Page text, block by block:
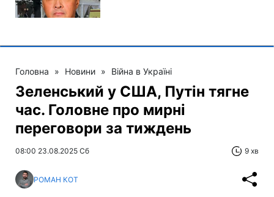
Головна » Новини » Війна в Україні
Зеленський у США, Путін тягне
час. Головне про мирні
переговори за тиждень
08:00 23.08.2025 Сб 9 хв
РОМАН КОТ